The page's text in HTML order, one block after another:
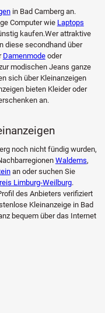
in Bad Camberg an.
Computer wie Laptops
kaufen.Wer attraktive
diese secondhand über
Damenmodeoder
modischen Jeans ganze
sich über Kleinanzeigen
bieten Kleider oder
an.
noch nicht fündig wurden,
Waldems,
an oder suchen Sie
Limburg-Weilburg.
des Anbieters verifiziert
Kleinanzeige in Bad
bequem über das Internet